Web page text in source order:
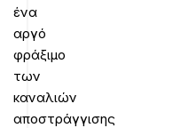
ένα
αργό
φράξιμο
των
καναλιών
αποστράγγισης